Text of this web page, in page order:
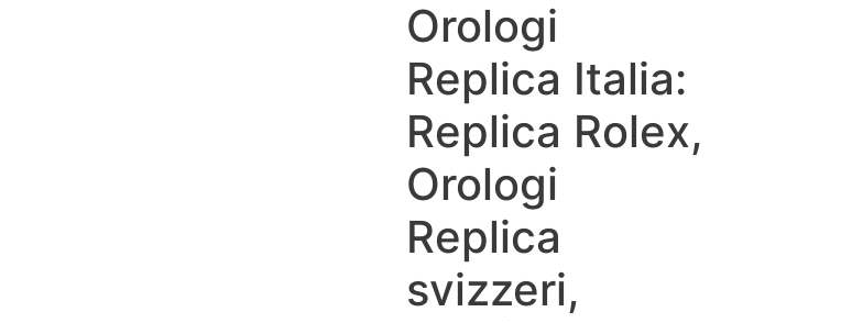
Orologi
Replica Italia:
Replica Rolex,
Orologi
Replica
svizzeri,